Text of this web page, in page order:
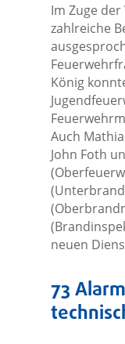
Im Zuge
zahlreiche
König
Auch
John Foth
neuen
73